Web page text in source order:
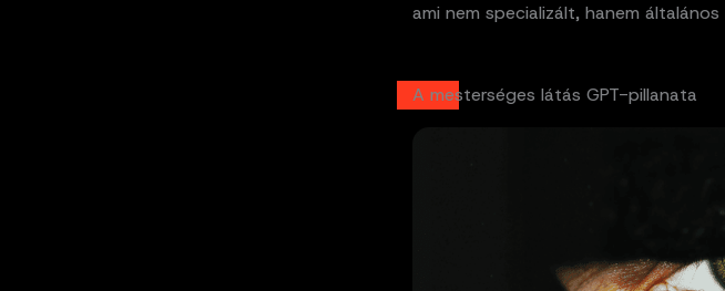
ami nem specializált, hanem
A mesterséges látás GPT-pillanata